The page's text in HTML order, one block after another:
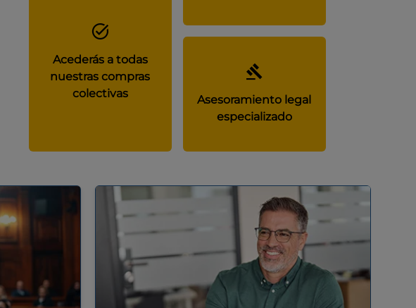
Acederás a todas
nuestras compras
colectivas
Asesoramiento legal
especializado